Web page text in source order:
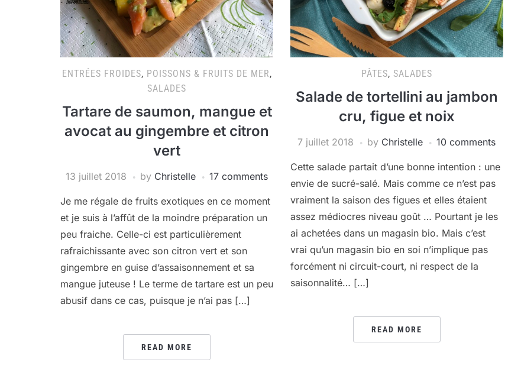
ENTRÉES FROIDES, POISSONS & FRUITS DE MER,
SALADES
Tartare de saumon, mangue et
avocat au gingembre et citron
vert
13 juillet 2018 by Christelle 17 comments
Je me régale de fruits exotiques en ce moment
et je suis à l’affût de la moindre préparation un
peu fraiche. Celle-ci est particulièrement
rafraichissante avec son citron vert et son
gingembre en guise d’assaisonnement et sa
mangue juteuse ! Le terme de tartare est un peu
abusif dans ce cas, puisque je n’ai pas […]
READ MORE
PÂTES, SALADES
Salade de tortellini au jambon
cru, figue et noix
7 juillet 2018 by Christelle 10 comments
Cette salade partait d’une bonne intention : une
envie de sucré-salé. Mais comme ce n’est pas
vraiment la saison des figues et elles étaient
assez médiocres niveau goût … Pourtant je les
ai achetées dans un magasin bio. Mais c’est
vrai qu’un magasin bio en soi n’implique pas
forcément ni circuit-court, ni respect de la
saisonnalité… […]
READ MORE